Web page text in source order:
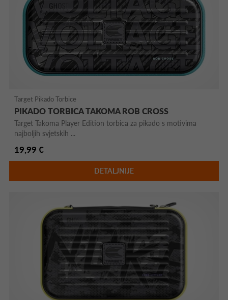
Target Pikado Torbice
PIKADO TORBICA TAKOMA ROB CROSS
Target Takoma Player Edition torbica za pikado s motivima
najboljih svjetskih ...
19,99 €
DETALJNIJE